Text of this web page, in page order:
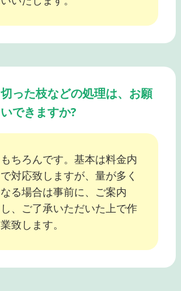
切った枝などの処理は、お願
いできますか?
もちろんです。基本は料金内
で対応致しますが、量が多く
なる場合は事前に、ご案内
し、ご了承いただいた上で作
業致します。